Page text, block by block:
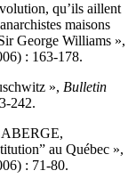
qu’ils aillent
maisons
George Williams »,
: 163-178.
», Bulletin
242.
au Québec »,
: 71-80.